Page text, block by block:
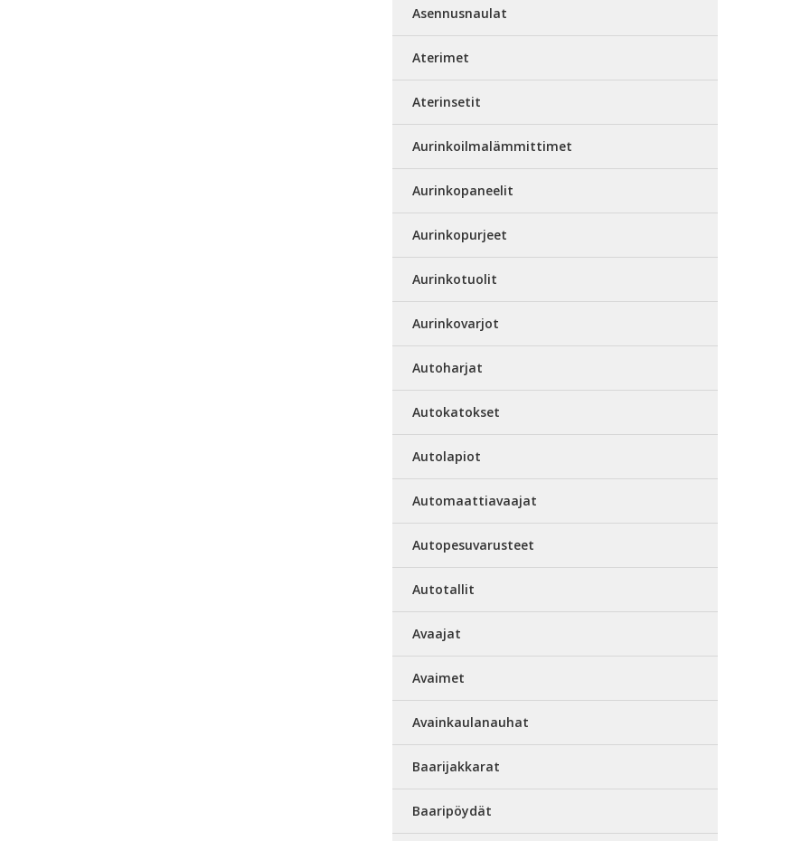
Asennusnaulat
Aterimet
Aterinsetit
Aurinkoilmalämmittimet
Aurinkopaneelit
Aurinkopurjeet
Aurinkotuolit
Aurinkovarjot
Autoharjat
Autokatokset
Autolapiot
Automaattiavaajat
Autopesuvarusteet
Autotallit
Avaajat
Avaimet
Avainkaulanauhat
Baarijakkarat
Baaripöydät